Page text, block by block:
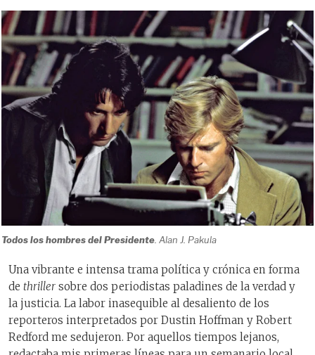
Todos los hombres del Presidente. Alan J. Pakula
Una vibrante e intensa trama política y crónica en forma
de thriller sobre dos periodistas paladines de la verdad y
la justicia. La labor inasequible al desaliento de los
reporteros interpretados por Dustin Hoffman y Robert
Redford me sedujeron. Por aquellos tiempos lejanos,